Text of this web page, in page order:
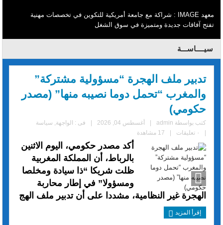
معهد IMAGE : شراكة مع جامعة أمريكية للتكوين في تخصصات مهنية
تفتح آفاقات جديدة ومتميزة في سوق الشغل
سيــــاســـة
تدبير ملف الهجرة “مسؤولية مشتركة”
والمغرب “تحمل دوما نصيبه منها” (مصدر
حكومي)
كتب بواسطة admin
| أغسطس 04, 2026 | فى : الواجهة سياسة
|
٠ تعليقات | 17 مشاهدة
أكد مصدر حكومي، اليوم الاثنين
بالرباط، أن المملكة المغربية
ظلت شريكا “ذا سيادة ومخلصا
ومسؤولا” في إطار محاربة
الهجرة غير النظامية، مشددا على أن تدبير ملف الهج
إقرأ المزيد